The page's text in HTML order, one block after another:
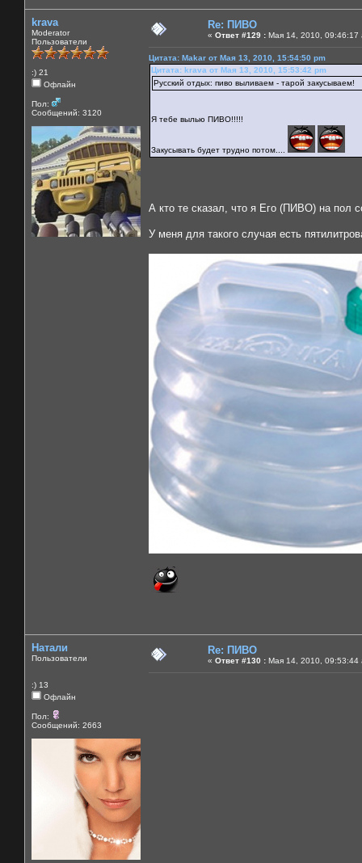
krava
Moderator
Пользователи
:) 21
Офлайн
Пол:
Сообщений: 3120
Re: ПИВО
« Ответ #129 : Мая 14, 2010, 09:46:17
Цитата: Makar от Мая 13, 2010, 15:54:50 pm
Цитата: krava от Мая 13, 2010, 15:53:42 pm
Русский отдых: пиво выливаем - тарой закусываем!
Я тебе вылью ПИВО!!!!!
Закусывать будет трудно потом....
А кто те сказал, что я Его (ПИВО) на пол
У меня для такого случая есть
Натали
Пользователи
:) 13
Офлайн
Пол:
Сообщений: 2663
Re: ПИВО
« Ответ #130 : Мая 14, 2010, 09:53:44